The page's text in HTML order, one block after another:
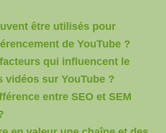
être utilisés pour
de YouTube ?
qui influencent le
vidéos sur YouTube ?
entre SEO et SEM